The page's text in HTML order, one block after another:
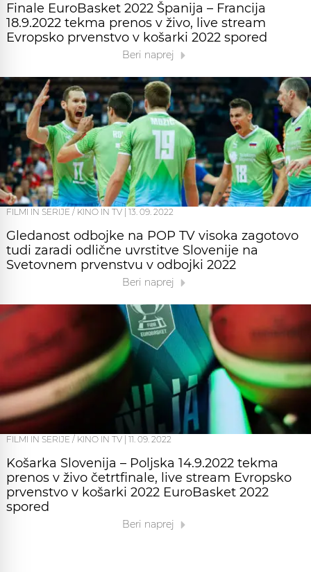
Finale EuroBasket 2022 Španija – Francija
18.9.2022 tekma prenos v živo, live stream
Evropsko prvenstvo v košarki 2022 spored
Beri naprej
FILMI IN SERIJE / KINO IN TV 13. 09. 2022
Gledanost odbojke na POP TV visoka zagotovo
tudi zaradi odlične uvrstitve Slovenije na
Svetovnem prvenstvu v odbojki 2022
Beri naprej
FILMI IN SERIJE / KINO IN TV | 11. 09. 2022
Košarka Slovenija – Poljska 14.9.2022 tekma
prenos v živo četrtfinale, live stream Evropsko
prvenstvo v košarki 2022 EuroBasket 2022
spored
Beri naprej